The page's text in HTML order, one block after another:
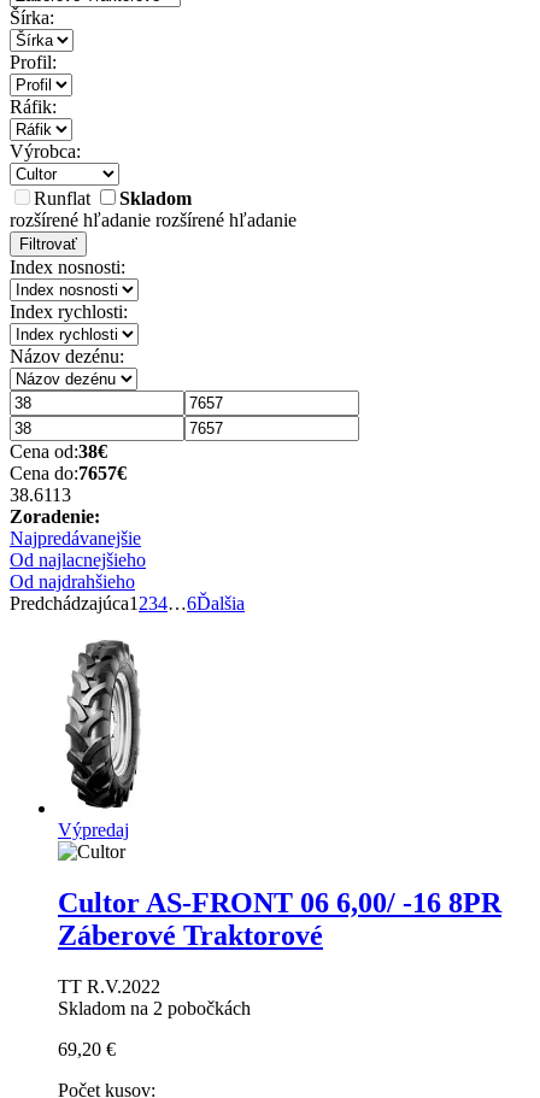
Šírka:
Profil:
Ráfik:
Výrobca:
Runflat
Skladom
rozšírené hľadanie rozšírené hľadanie
Filtrovať
Index nosnosti:
Index rychlosti:
Názov dezénu:
Cena od:38€
Cena do:7657€
38.6113
Zoradenie:
Najpredávanejšie
Od najlacnejšieho
Od najdrahšieho
Predchádzajúca1 234…6Ďalšia
Výpredaj
Cultor AS-FRONT 06 6,00/ -16 8PR
Záberové Traktorové
TT R.V.2022
Skladom na 2 pobočkách
69,20 €
Počet kusov: